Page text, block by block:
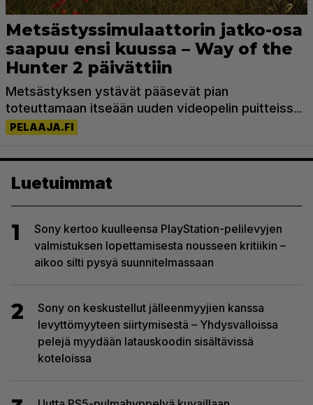
Luetuimmat
1
Sony kertoo kuulleensa PlayStation-pelilevyjen
valmistuksen lopettamisesta nousseen kritiikin –
aikoo silti pysyä suunnitelmassaan
2
Sony on keskustellut jälleenmyyjien kanssa
levyttömyyteen siirtymisestä – Yhdysvalloissa
pelejä myydään latauskoodin sisältävissä
koteloissa